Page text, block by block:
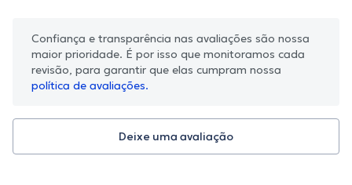
Confiança e transparência nas avaliações são nossa
maior prioridade. É por isso que monitoramos cada
revisão, para garantir que elas cumpram nossa
política de avaliações.
Deixe uma avaliação